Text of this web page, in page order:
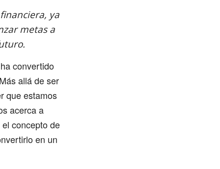
ya
metas a
convertido
allá de ser
que estamos
acerca a
concepto de
en un